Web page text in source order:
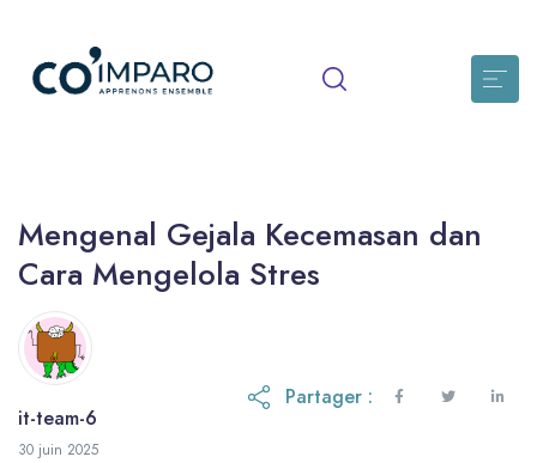
Mengenal Gejala Kecemasan dan
Cara Mengelola Stres
it-team-6
30 juin 202530 juin 2026
Partager :